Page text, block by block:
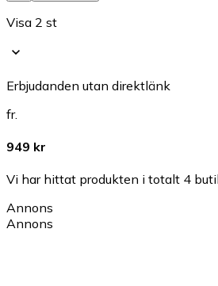
Visa 2 st
Erbjudanden utan direktlänk
fr.
949 kr
Vi har hittat produkten i totalt 4
Annons
Annons